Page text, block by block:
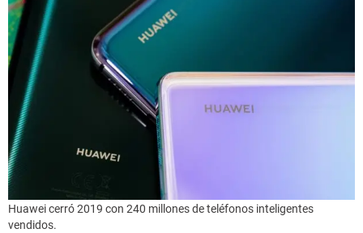
Huawei cerró 2019 con 240 millones de teléfonos inteligentes
vendidos.